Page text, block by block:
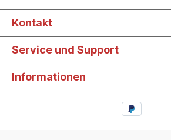
Kontakt
Service und Support
Informationen